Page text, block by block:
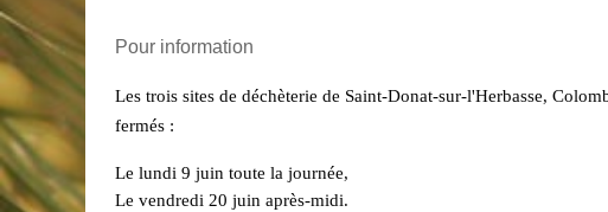
Pour information
Les trois sites de déchèterie de Saint-Donat-sur-l'Herbasse,
fermés :
Le lundi 9 juin toute la journée,
Le vendredi 20 juin après-midi.